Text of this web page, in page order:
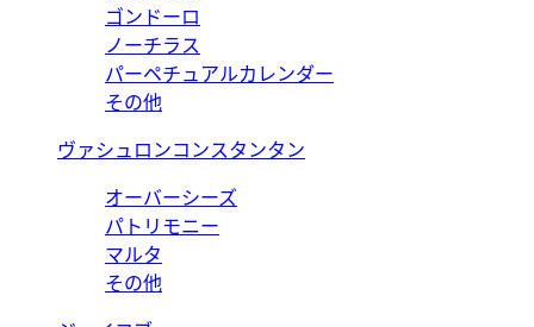
ゴンドーロ
ノーチラス
パーペチュアルカレンダー
その他
ヴァシュロンコンスタンタン
オーバーシーズ
パトリモニー
マルタ
その他